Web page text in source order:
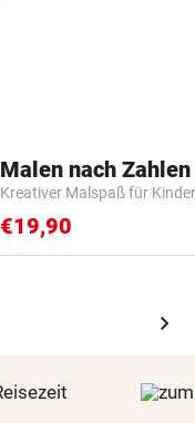
Kreativer Malspaß für Kinder
€19,90
chevron_right